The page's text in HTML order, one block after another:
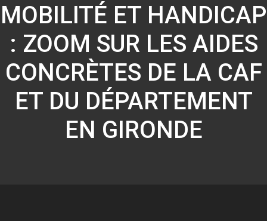
MOBILITÉ ET HANDICAP
: ZOOM SUR LES AIDES
CONCRÈTES DE LA CAF
ET DU DÉPARTEMENT
EN GIRONDE